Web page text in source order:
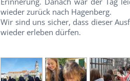
wieder zurück nach Hagenberg.
Wir sind uns sicher, dass dieser
wieder erleben dürfen.